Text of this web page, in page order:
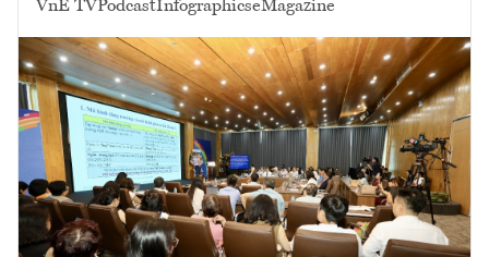
VnE TVPodcastInfographicseMagazine